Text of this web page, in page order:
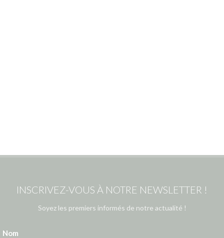
INSCRIVEZ-VOUS À NOTRE NEWSLETTER !
Soyez les premiers informés de notre actualité !
Nom